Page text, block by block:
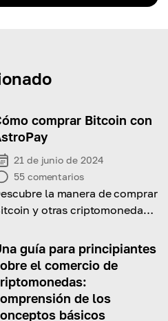
comprar Bitcoin con
21 de junio de 2024
55 comentarios
la manera de comprar
y otras criptomonedas
guía para principiantes
el comercio de
de los
básicos